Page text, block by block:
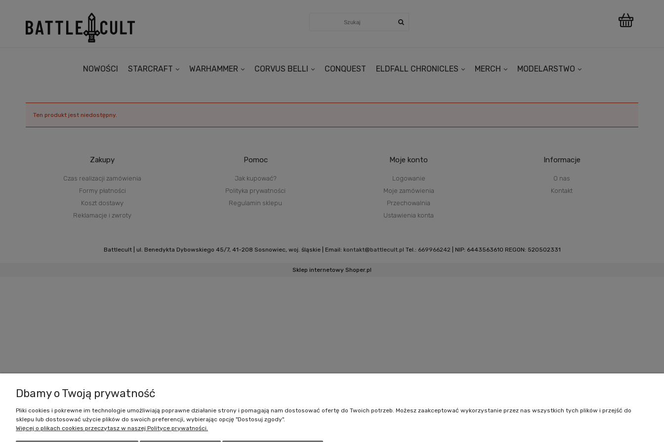
NOWOŚCI STARCRAFT WARHAMMER CORVUS BELLI CONQUEST ELDFALL CHRONICLES MERCH MODELARSTWO
Ten produkt jest niedostępny.
Zakupy
Czas realizacji zamówienia
Formy płatności
Koszt dostawy
Reklamacje i zwroty
Pomoc
Jak kupować?
Polityka prywatności
Regulamin sklepu
Moje konto
Logowanie
Moje zamówienia
Przechowalnia
Ustawienia konta
Informacje
O nas
Kontakt
Battlecult | ul. Benedykta Dybowskiego 45/7, 41-208 Sosnowiec, woj. śląskie | Email: kontakt@battlecult.pl Tel.: 669966242 | NIP: 6443563610 REGON: 520502331
Sklep internetowy Shoper.pl
Dbamy o Twoją prywatność
Pliki cookies i pokrewne im technologie umożliwiają poprawne działanie strony i pomagają nam dostosować ofertę do Twoich potrzeb. Możesz zaakceptować wykorzystanie przez nas wszystkich tych plików i przejść do
sklepu lub dostosować użycie plików do swoich preferencji, wybierając opcję "Dostosuj zgody".
Więcej o plikach cookies przeczytasz w naszej Polityce prywatności.